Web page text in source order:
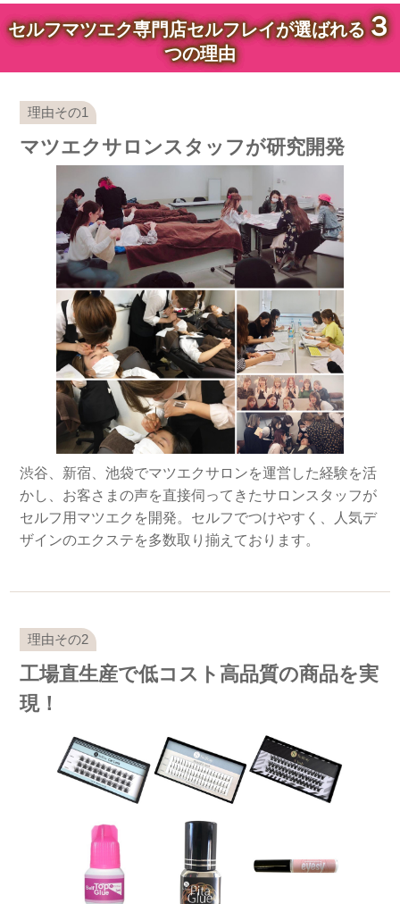
セルフマツエク専門店セルフレイが選ばれる３
つの理由
マツエクサロンスタッフが研究開発
渋谷、新宿、池袋でマツエクサロンを運営した経験を活
かし、お客さまの声を直接伺ってきたサロンスタッフが
セルフ用マツエクを開発。セルフでつけやすく、人気デ
ザインのエクステを多数取り揃えております。
工場直生産で低コスト高品質の商品を実
現！